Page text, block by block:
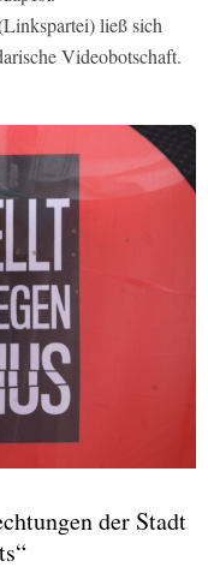
ließ sich
Videobotschaft.
der Stadt